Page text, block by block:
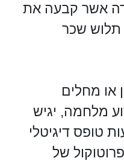
אשר קבעה את
תלוש שכר
או מחלים
מלחמה, יגיש
טופס דיגיטלי
של